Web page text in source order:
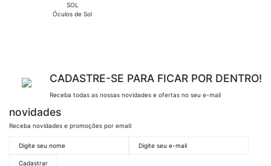
SOL
Óculos de Sol
CADASTRE-SE PARA FICAR POR DENTRO!
Receba todas as nossas novidades e ofertas no seu e-mail
novidades
Receba novidades e promoções por email: